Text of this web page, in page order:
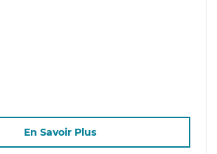
En Savoir Plus